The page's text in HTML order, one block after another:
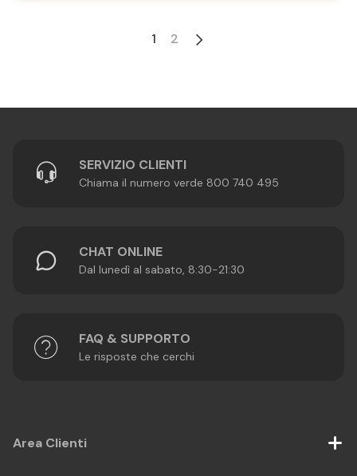
1 2
SERVIZIO CLIENTI
Chiama il numero verde 800 740 495
CHAT ONLINE
Dal lunedì al sabato, 8:30-21:30
FAQ & SUPPORTO
Le risposte che cerchi
Area Clienti